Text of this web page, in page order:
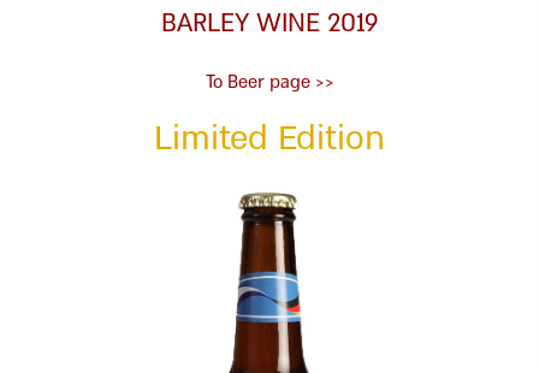
BARLEY WINE 2019
<< To Beer page
Limited Edition